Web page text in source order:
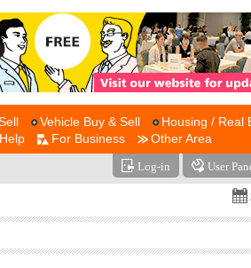
Vehicle Buy & Sell Housing / Real
For Business Other Area
Log-in User